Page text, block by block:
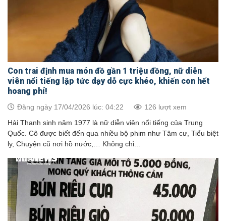
Con trai định mua món đồ gần 1 triệu đồng, nữ diễn
viên nổi tiếng lập tức dạy dỗ cực khéo, khiến con hết
hoang phí!
Đăng ngày 17/04/2026 lúc: 04:22 126 lượt xem
Hải Thanh sinh năm 1977 là nữ diễn viên nổi tiếng của Trung
Quốc. Cô được biết đến qua nhiều bộ phim như Tâm cư, Tiểu biệt
ly, Chuyện cũ nơi hồ nước,… Không chỉ...